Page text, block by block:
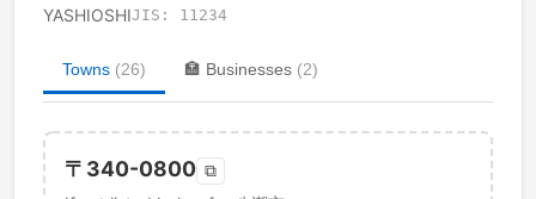
YASHIOSHIJIS: 11234
Towns (26) 🏣 Businesses (2)
〒 340-0800 ⧉